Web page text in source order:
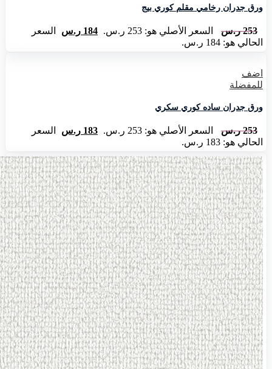
ورق جدران رخامي مقلم كوري بيج
253 ر.س السعر الأصلي هو: 253 ر.س. 184 ر.س
السعر
الحالي هو: 184 ر.س.
اضف
للمفضلة
ورق جدران ساده كوري سكري
253 ر.س السعر الأصلي هو: 253 ر.س. 183 ر.س
السعر
الحالي هو: 183 ر.س.